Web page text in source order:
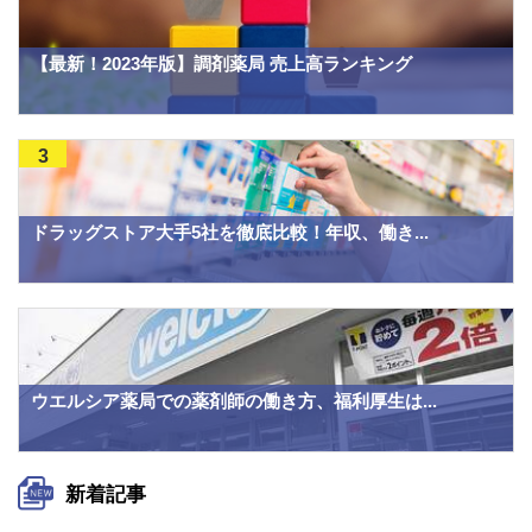
【最新！2023年版】調剤薬局 売上高ランキング
ドラッグストア大手5社を徹底比較！年収、働き...
3
ウエルシア薬局での薬剤師の働き方、福利厚生は...
新着記事